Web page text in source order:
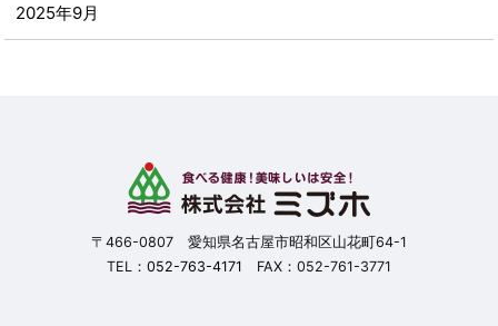
2025年9月
〒466-0807 愛知県名古屋市昭和区山花町64-1
TEL： 052-763-4171 FAX：052-761-3771